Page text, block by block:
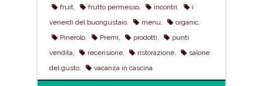
fruit
frutto permesso incontri
i
venerdì del buongustaio
menu
organic
Pinerolo
Premi prodotti
punti
vendita
recensione ristorazione
salone
del gusto
vacanza in cascina